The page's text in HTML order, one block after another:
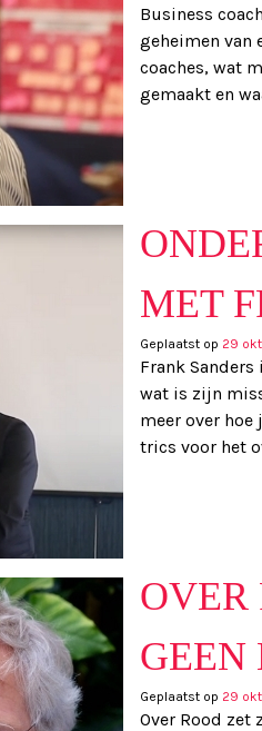
Business
geheimen van
coaches, wat
gemaakt en
MET
Geplaatst op 29
Frank
wat is zijn
meer over
trics voor het
OVER
GEEN
Geplaatst op 29
Over Rood zet